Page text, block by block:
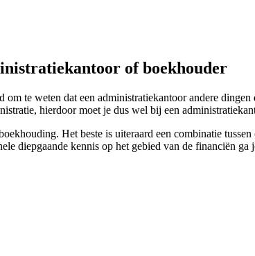
of boekhouder
te weten dat een administratiekantoor andere dingen
hierdoor moet je dus wel bij een
Het beste is uiteraard een combinatie
diepgaande kennis op het gebied van de financiën ga